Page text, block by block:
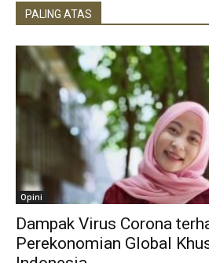
PALING ATAS
Opini
Dampak Virus Corona
Perekonomian Global